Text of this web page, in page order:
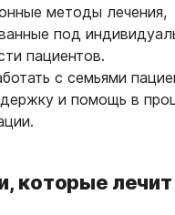
методы лечения,
под
пациентов.
с семьями
и помощь в
которые лечит